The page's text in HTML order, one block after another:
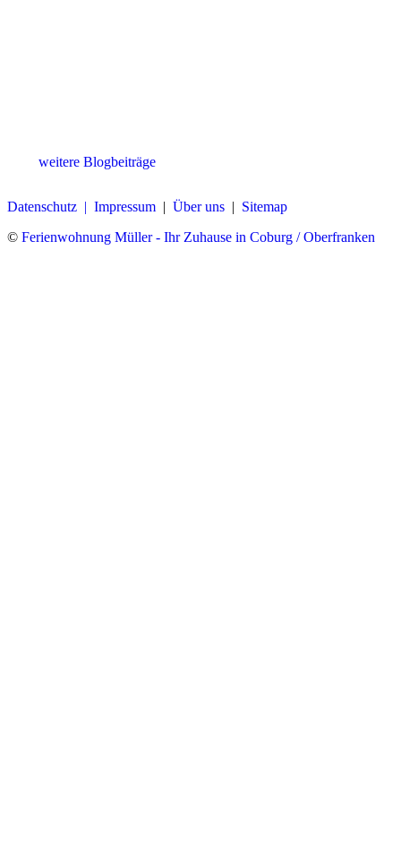
weitere Blogbeiträge
Datenschutz | Impressum | Über uns | Sitemap
© Ferienwohnung Müller - Ihr Zuhause in Coburg / Oberfranken